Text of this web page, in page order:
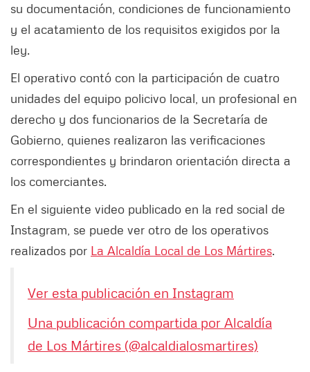
su documentación, condiciones de funcionamiento
y el acatamiento de los requisitos exigidos por la
ley.
El operativo contó con la participación de cuatro
unidades del equipo policivo local, un profesional en
derecho y dos funcionarios de la Secretaría de
Gobierno, quienes realizaron las verificaciones
correspondientes y brindaron orientación directa a
los comerciantes.
En el siguiente video publicado en la red social de
Instagram, se puede ver otro de los operativos
realizados por La Alcaldía Local de Los Mártires.
Ver esta publicación en Instagram
Una publicación compartida por Alcaldía
de Los Mártires (@alcaldialosmartires)